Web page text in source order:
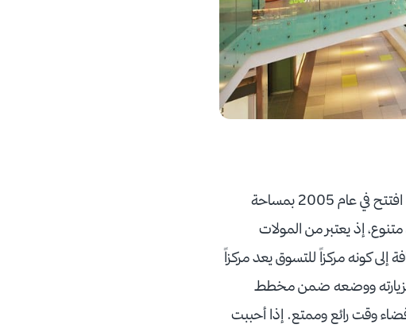
يعد أثينا مول الأول من نوعه في اليونان لقربه من الملعب الأولمبي في ضاحية ماروسى، افتتح في عام 2005 بمساحة
4 طوابق تحتوي على أكثر من 200 محل تجاري متنوع، إذ يعتبر من المولات
إلى كونه مركزاً للتسوق يعد مركزاً
بزيارته ووضعه ضمن مخطط
وقت رائع وممتع. إذا أحببت